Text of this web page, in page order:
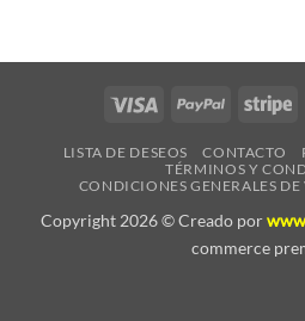
Visa PayPal
LISTA DE DESEOS CONTACTO
TÉRMINOS Y
CONDICIONES GENERALES DE
Copyright 2026 © Creado por
commerce